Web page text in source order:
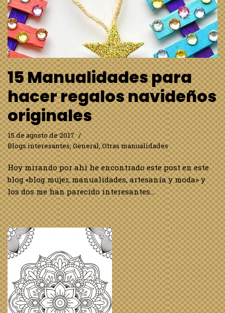
15 Manualidades para
hacer regalos navideños
originales
15 de agosto de 2017
Blogs interesantes,General,Otras manualidades
Hoy mirando por ahí he encontrado este post en este
blog «blog mujer, manualidades, artesanía y moda» y
los dos me han parecido interesantes…